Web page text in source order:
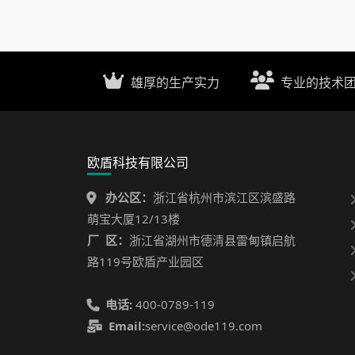
雄厚的生产实力 专业的技术
欧盾科技有限公司
办公区： 浙江省杭州市滨江区滨盛路
萌宝大厦12/13楼
厂 区： 浙江省湖州市德清县雷甸镇启航
路119号欧盾产业园区
电话: 400-0789-119
Email:service@ode119.com